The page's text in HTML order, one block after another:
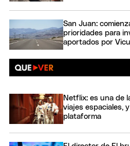
San Juan:
prioridades para
aportados por
Netflix: es una de
viajes espaciales,
plataforma